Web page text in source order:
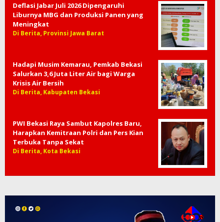
Deflasi Jabar Juli 2026 Dipengaruhi
Liburnya MBG dan Produksi Panen yang
Meningkat
Di Berita, Provinsi Jawa Barat
Hadapi Musim Kemarau, Pemkab Bekasi
Salurkan 3,6 Juta Liter Air bagi Warga
Krisis Air Bersih
Di Berita, Kabupaten Bekasi
PWI Bekasi Raya Sambut Kapolres Baru,
Harapkan Kemitraan Polri dan Pers Kian
Terbuka Tanpa Sekat
Di Berita, Kota Bekasi